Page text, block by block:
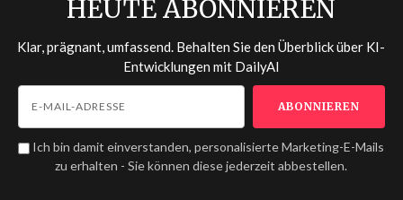
HEUTE ABONNIEREN
Klar, prägnant, umfassend. Behalten Sie den Überblick über KI-
Entwicklungen mit DailyAI
Ich bin damit einverstanden, personalisierte Marketing-E-Mails
zu erhalten - Sie können diese jederzeit abbestellen.